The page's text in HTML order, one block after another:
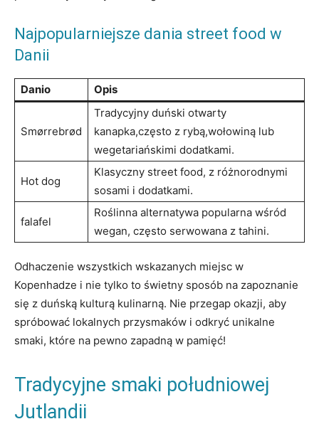
Najpopularniejsze dania street food w
Danii
Danio Opis
Smørrebrød
Tradycyjny duński otwarty
kanapka,często z rybą,wołowiną lub
wegetariańskimi dodatkami.
Hot dog
Klasyczny street ⁤food, z różnorodnymi
sosami i dodatkami.
falafel
Roślinna alternatywa popularna wśród
wegan, często serwowana z tahini.
Odhaczenie wszystkich wskazanych miejsc ⁢w
Kopenhadze ​i‌ nie tylko to świetny sposób na zapoznanie
się z duńską kulturą kulinarną. ‍Nie przegap​ okazji, aby
spróbować lokalnych przysmaków i odkryć unikalne
smaki, które na pewno zapadną w pamięć!
Tradycyjne smaki południowej
Jutlandii